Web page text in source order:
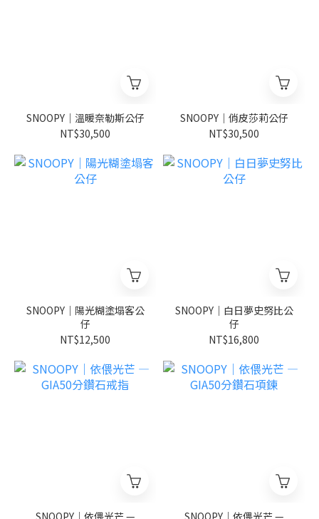
SNOOPY｜溫暖奈勒斯公仔
NT$30,500
SNOOPY｜俏皮莎莉公仔
NT$30,500
SNOOPY｜陽光糊塗塌客公
仔
NT$12,500
SNOOPY｜白日夢史努比公
仔
NT$16,800
SNOOPY｜依偎光芒 —
SNOOPY｜依偎光芒 —